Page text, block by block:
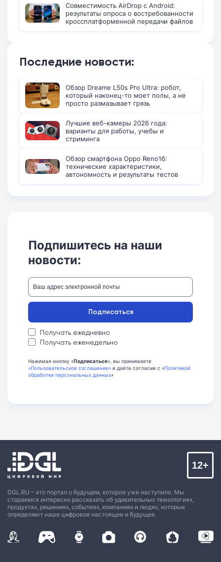
Совместимость AirDrop с Android:
результаты опроса о востребованности
кроссплатформенной передачи файлов
Последние новости:
Обзор Dreame L50s Pro Ultra: робот,
который наконец-то моет полы, а не
просто размазывает грязь
Лучшие веб-камеры 2026 года:
варианты для работы, учебы и
стриминга
Обзор смартфона Oppo Reno16:
технические характеристики,
автономность и результаты тестов
Подпишитесь на наши
новости:
Получать ежедневно
Получать еженедельно
Подписаться
Нажимая кнопку «Подписаться», вы принимаете
«Пользовательское соглашение» и даёте согласие с «Политикой
обработки персональных данных»
DGL.RU – это портал о будущем, которое уже наступило. Мы
стараемся интересно рассказать об удивительных технологиях,
продуктах, решениях, событиях, компаниях и людях, которые
определяют наше цифровое настоящее и будущее.
12+